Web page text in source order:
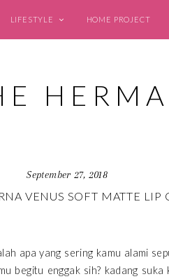
LIFESTYLE HOME PROJECT
September 27, 2018
VENUS SOFT MATTE LIP
apa yang sering kamu alami
begitu enggak sih? kadang